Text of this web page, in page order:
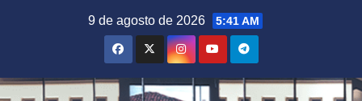
9 de agosto de 2026 5:41 AM